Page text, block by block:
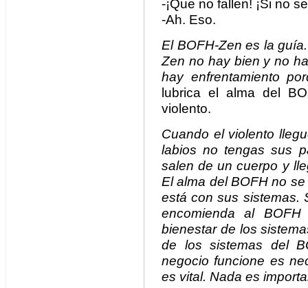
-¡Que no fallen! ¡Si no
-Ah. Eso.
El BOFH-Zen es la
Zen no hay bien y no
hay enfrentamiento
lubrica el alma del
violento.
Cuando el violento
labios no tengas sus
salen de un cuerpo y
El alma del BOFH no
está con sus sistemas.
encomienda al
bienestar de los
de los sistemas del
negocio funcione es
es vital. Nada es